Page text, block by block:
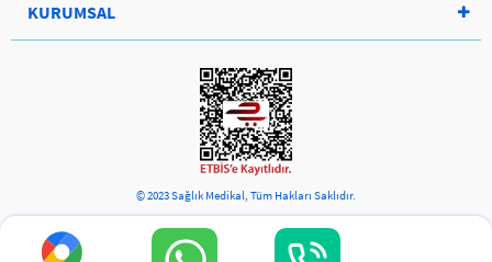
KURUMSAL
© 2023 Sağlık Medikal, Tüm Hakları Saklıdır.